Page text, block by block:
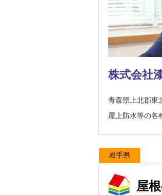
株式会社
青森県上北郡東
屋上防水等の各
岩手県
屋